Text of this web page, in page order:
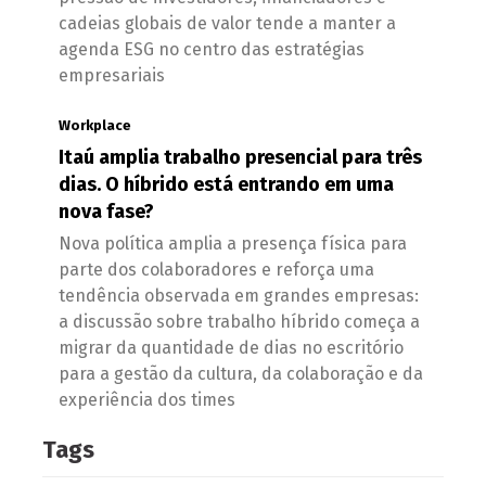
cadeias globais de valor tende a manter a
agenda ESG no centro das estratégias
empresariais
Workplace
Itaú amplia trabalho presencial para três
dias. O híbrido está entrando em uma
nova fase?
Nova política amplia a presença física para
parte dos colaboradores e reforça uma
tendência observada em grandes empresas:
a discussão sobre trabalho híbrido começa a
migrar da quantidade de dias no escritório
para a gestão da cultura, da colaboração e da
experiência dos times
Tags